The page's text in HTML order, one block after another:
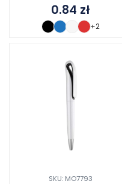
0.84 zł
+2
SKU: MO7793